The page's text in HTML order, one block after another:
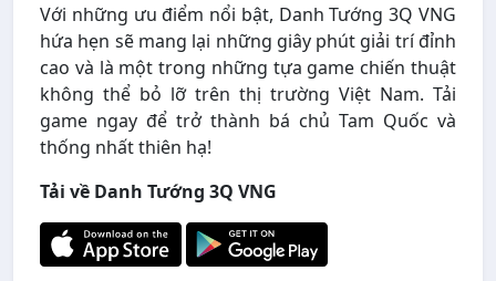
Với những ưu điểm nổi bật, Danh Tướng 3Q VNG
hứa hẹn sẽ mang lại những giây phút giải trí đỉnh
cao và là một trong những tựa game chiến thuật
không thể bỏ lỡ trên thị trường Việt Nam. Tải
game ngay để trở thành bá chủ Tam Quốc và
thống nhất thiên hạ!
Tải về Danh Tướng 3Q VNG